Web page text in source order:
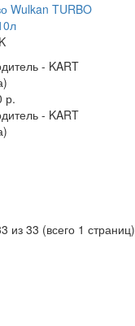
Wulkan TURBO
- KART
р.
- KART
из 33 (всего 1 страниц)